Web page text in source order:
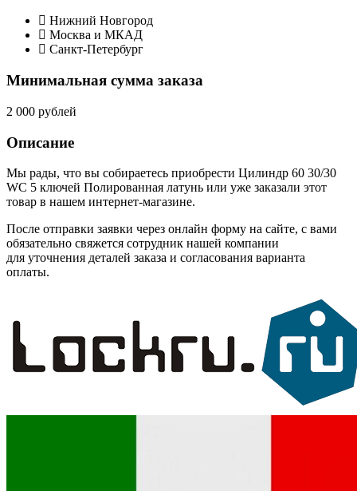
Нижний Новгород
Москва и МКАД
Санкт-Петербург
Минимальная сумма заказа
2 000 рублей
Описание
Мы рады, что вы собираетесь приобрести Цилиндр 60 30/30
WC 5 ключей Полированная латунь или уже заказали этот
товар в нашем интернет-магазине.
После отправки заявки через онлайн форму на сайте, с вами
обязательно свяжется сотрудник нашей компании
для уточнения деталей заказа и согласования варианта
оплаты.